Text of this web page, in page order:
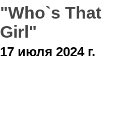
"Who`s That
Girl"
17 июля 2024 г.